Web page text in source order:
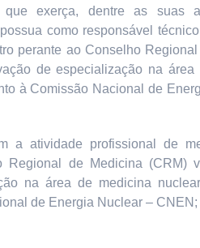
que exerça, dentre as suas
como responsável
perante ao Conselho
de especialização na área
à Comissão Nacional de
a atividade profissional de
Regional de Medicina (CRM)
na área de medicina
de Energia Nuclear – CNEN;